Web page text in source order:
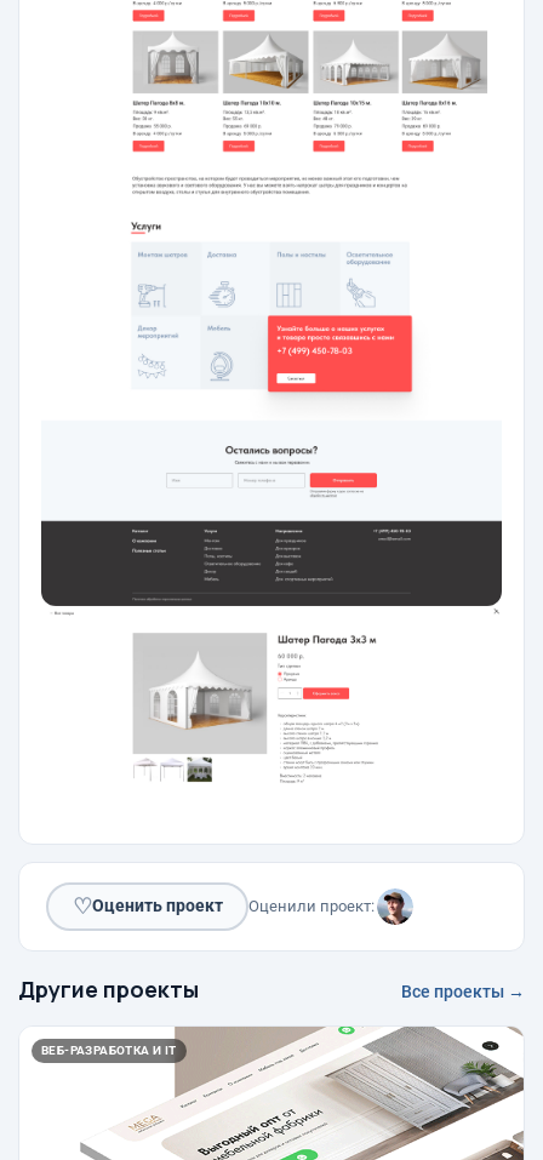
♡Оценить проект Оценили проект:
Другие проекты Все проекты →
ВЕБ-РАЗРАБОТКА И IT